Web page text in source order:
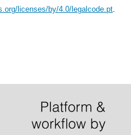
licenses/by/4.0/legalcode.pt.